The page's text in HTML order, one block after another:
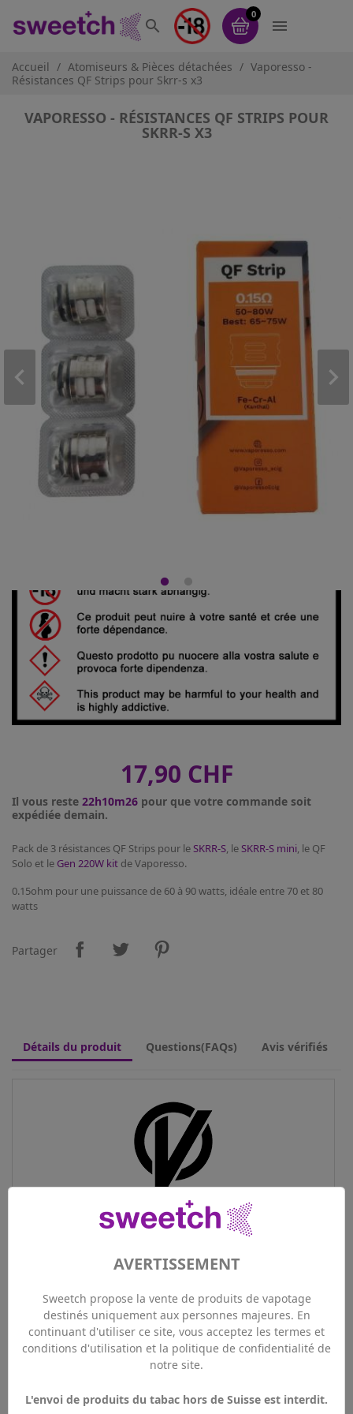
AVERTISSEMENT
Sweetch propose la vente de produits de vapotage
destinés uniquement aux personnes majeures. En
continuant d'utiliser ce site, vous acceptez les termes et
conditions d'utilisation et la politique de confidentialité de
notre site.
L'envoi de produits du tabac hors de Suisse est interdit.

0

Accueil Atomiseurs & Pièces détachées
Vaporesso -
Résistances QF Strips pour Skrr-s x3
VAPORESSO - RÉSISTANCES QF STRIPS POUR
SKRR-S X3
17,90 CHF
Il vous reste 22h10m26 pour que votre commande soit
expédiée demain.
Pack de 3 résistances QF Strips pour le SKRR-S , le SKRR-S mini , le QF
Solo et le Gen 220W kit de Vaporesso.
0.15ohm pour une puissance de 60 à 90 watts, idéale entre 70 et 80
watts
Partager
Détails du produit Questions(FAQs) Avis vérifiés
Fiche technique
Résistance (ohm) 0.15
EAN-13 6943498657872